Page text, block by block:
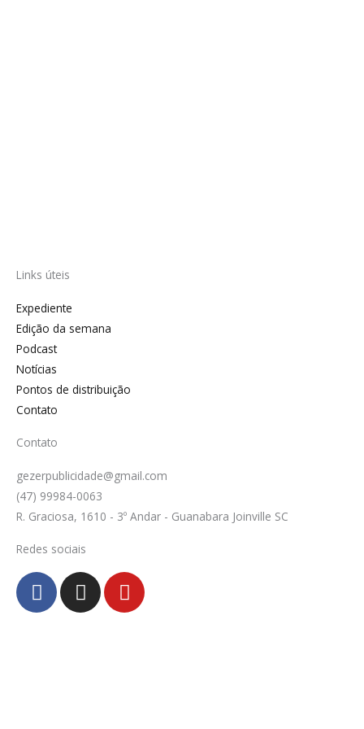
Links úteis
Expediente
Edição da semana
Podcast
Notícias
Pontos de distribuição
Contato
Contato
gezerpublicidade@gmail.com
(47) 99984-0063
R. Graciosa, 1610 - 3º Andar - Guanabara Joinville SC
Redes sociais
F
a
c
I
n
s
Y
o
u